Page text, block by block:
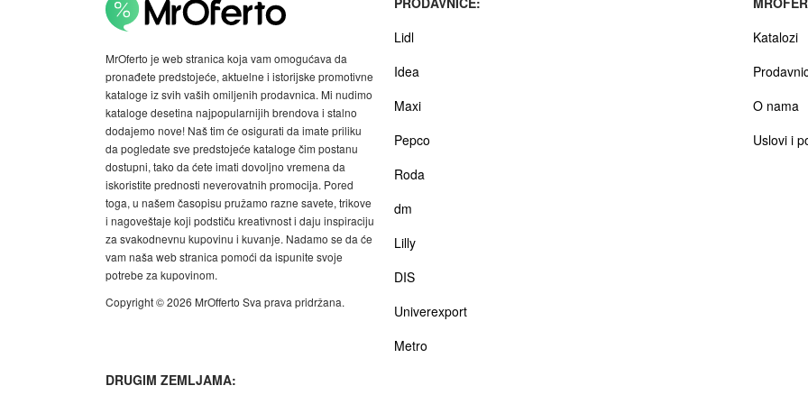
MrOferto je web stranica koja vam omogućava da
pronađete predstojeće, aktuelne i istorijske promotivne
kataloge iz svih vaših omiljenih prodavnica. Mi nudimo
kataloge desetina najpopularnijih brendova i stalno
dodajemo nove! Naš tim će osigurati da imate priliku
da pogledate sve predstojeće kataloge čim postanu
dostupni, tako da ćete imati dovoljno vremena da
iskoristite prednosti neverovatnih promocija. Pored
toga, u našem časopisu pružamo razne savete, trikove
i nagoveštaje koji podstiču kreativnost i daju inspiraciju
za svakodnevnu kupovinu i kuvanje. Nadamo se da će
vam naša web stranica pomoći da ispunite svoje
potrebe za kupovinom.
Copyright © 2026 MrOfferto Sva prava pridržana.
Lidl
Idea
Maxi
Pepco
Roda
dm
Lilly
DIS
Univerexport
Metro
Katalozi
O nama
Uslovi i
DRUGIM ZEMLJAMA: